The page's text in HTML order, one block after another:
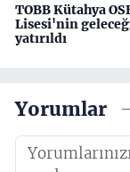
TOBB Kütahya
Lisesi'nin
yatırıldı
Yorumlar